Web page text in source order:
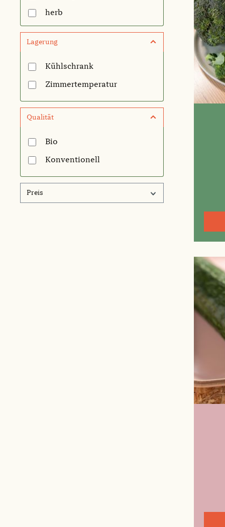
herb
mild
würzig
Lagerung
Kühlschrank
Zimmertemperatur
Qualität
Bio
Konventionell
Preis